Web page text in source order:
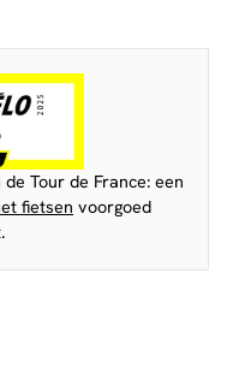
Tour de France: een
fietsen voorgoed